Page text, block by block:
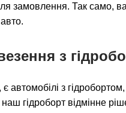
замовлення. Так само,
з
автомобілі з
гідроборт відмінне